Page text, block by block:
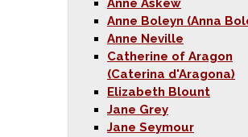
Anne Askew
Anne Boleyn (Anna
Anne Neville
Catherine of Aragon
(Caterina d'Aragona)
Elizabeth Blount
Jane Grey
Jane Seymour